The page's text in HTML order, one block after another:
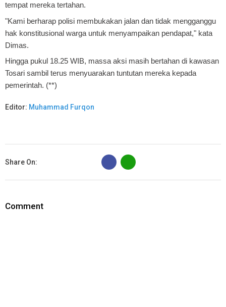
tempat mereka tertahan.
"Kami berharap polisi membukakan jalan dan tidak mengganggu
hak konstitusional warga untuk menyampaikan pendapat," kata
Dimas.
Hingga pukul 18.25 WIB, massa aksi masih bertahan di kawasan
Tosari sambil terus menyuarakan tuntutan mereka kepada
pemerintah. (**)
Editor: Muhammad Furqon
Share On:
B
Comment